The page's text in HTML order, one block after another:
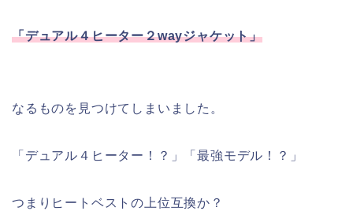
「デュアル４ヒーター２wayジャケット」
なるものを見つけてしまいました。
「デュアル４ヒーター！？」「最強モデル！？」
つまりヒートベストの上位互換か？